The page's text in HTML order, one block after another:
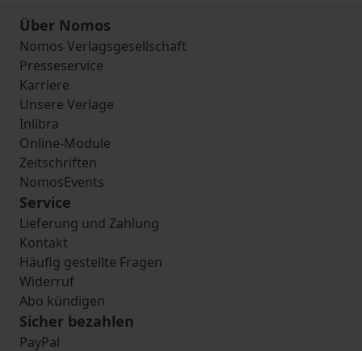
Über Nomos
Nomos Verlagsgesellschaft
Presseservice
Karriere
Unsere Verlage
Inlibra
Online-Module
Zeitschriften
NomosEvents
Service
Lieferung und Zahlung
Kontakt
Häufig gestellte Fragen
Widerruf
Abo kündigen
Sicher bezahlen
PayPal